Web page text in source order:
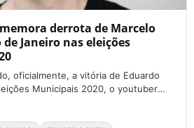
derrota de Marcelo
Janeiro nas eleições
oficialmente, a vitória de Eduardo
Municipais 2020, o youtuber